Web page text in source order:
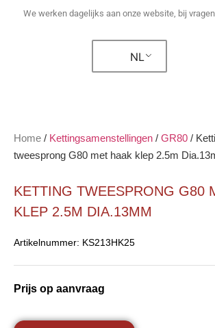
We werken dagelijks aan onze website, bij vragen
NL
Home / Kettingsamenstellingen / GR80 /
tweesprong G80 met haak klep 2.5m
KETTING TWEESPRONG G80
KLEP 2.5M DIA.13MM
Artikelnummer: KS213HK25
Prijs op aanvraag